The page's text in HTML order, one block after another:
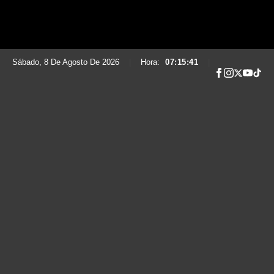
Sábado, 8 De Agosto De 2026 Hora: 07:15:42